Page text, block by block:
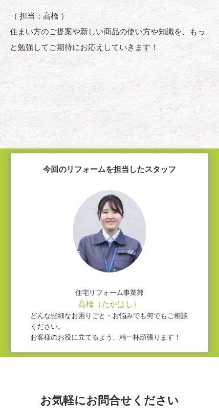
（ 担当：高橋 ）
住まい方のご提案や新しい商品の使い方や知識を、もっ
と勉強してご期待にお応えしていきます！
今回のリフォームを担当したスタッフ
住宅リフォーム事業部
高橋（たかはし）
どんな些細なお困りごと・お悩みでも何でもご相談
ください。
お客様のお役に立てるよう、精一杯頑張ります！
お気軽にお問合せください